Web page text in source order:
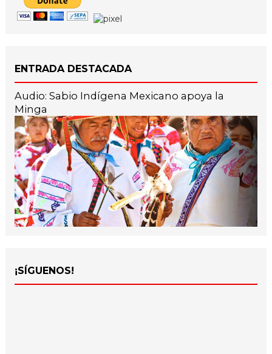
ENTRADA DESTACADA
Audio: Sabio Indígena Mexicano apoya la
Minga
¡SÍGUENOS!